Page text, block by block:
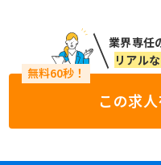
業界専任
リアル
この求